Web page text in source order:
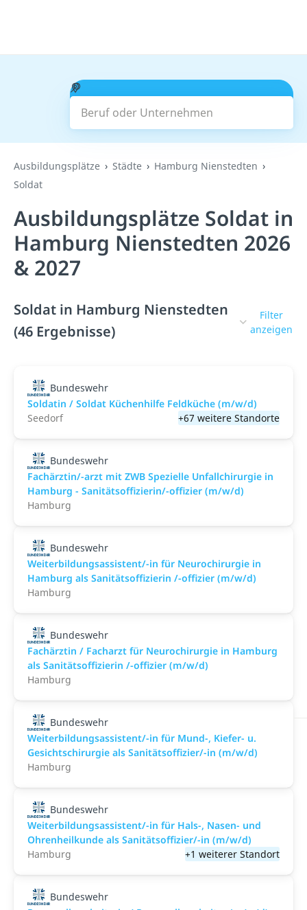
Beruf oder Unternehmen
Suchen
Ausbildungsplätze Städte
Hamburg Nienstedten
Soldat
Ausbildungsplätze Soldat in
Hamburg Nienstedten 2026
& 2027
Soldat in Hamburg Nienstedten
(46 Ergebnisse)
Filter
anzeigen
Bundeswehr
Soldatin / Soldat Küchenhilfe Feldküche (m/w/d)
Seedorf
+67 weitere Standorte
Bundeswehr
Fachärztin/-arzt mit ZWB Spezielle Unfallchirurgie in
Hamburg - Sanitätsoffizierin/-offizier (m/w/d)
Hamburg
Bundeswehr
Weiterbildungsassistent/-in für Neurochirurgie in
Hamburg als Sanitätsoffizierin /-offizier (m/w/d)
Hamburg
Bundeswehr
Fachärztin / Facharzt für Neurochirurgie in Hamburg
als Sanitätsoffizierin /-offizier (m/w/d)
Hamburg
Bundeswehr
Weiterbildungsassistent/-in für Mund-, Kiefer- u.
Gesichtschirurgie als Sanitätsoffizier/-in (m/w/d)
Hamburg
Bundeswehr
Weiterbildungsassistent/-in für Hals-, Nasen- und
Ohrenheilkunde als Sanitätsoffizier/-in (m/w/d)
Hamburg
+1 weiterer Standort
Bundeswehr